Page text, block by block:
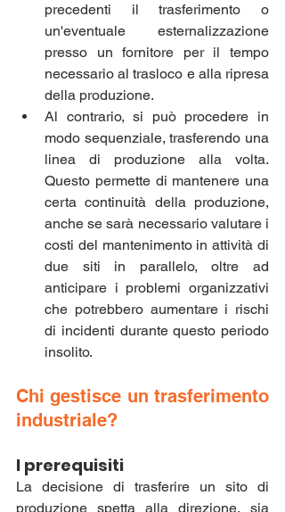
precedenti il trasferimento o
un'eventuale esternalizzazione
presso un fornitore per il tempo
necessario al trasloco e alla ripresa
della produzione.
Al contrario, si può procedere in
modo sequenziale, trasferendo una
linea di produzione alla volta.
Questo permette di mantenere una
certa continuità della produzione,
anche se sarà necessario valutare i
costi del mantenimento in attività di
due siti in parallelo, oltre ad
anticipare i problemi organizzativi
che potrebbero aumentare i rischi
di incidenti durante questo periodo
insolito.
Chi gestisce un trasferimento
industriale?
I prerequisiti
La decisione di trasferire un sito di
produzione spetta alla direzione, sia